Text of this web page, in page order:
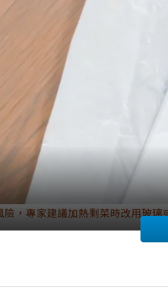
，專家建議加熱剩菜時改用玻
！許多外食族為了避開塑膠帶來